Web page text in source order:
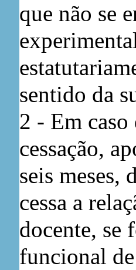
que não se
sentido da
2 - Em caso
cessação,
seis meses,
cessa a
docente, se
funcional